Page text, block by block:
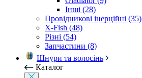
Інші (28)
Провідникові інерційні (35)
X-Fish (48)
Різні (54)
Запчастини (8)
Шнури та волосінь
Каталог